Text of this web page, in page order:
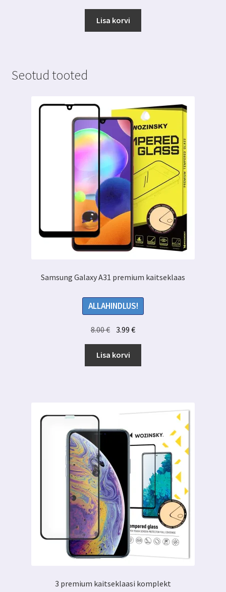
oli:
7.00 €. 3.00 €.
Lisa korvi
Seotud tooted
Samsung Galaxy A31 premium kaitseklaas
ALLAHINDLUS!
8.00€ Algne
oli:
8.00 €.
3.99€Praegune
3.99 €.
Lisa korvi
3 premium kaitseklaasi komplekt